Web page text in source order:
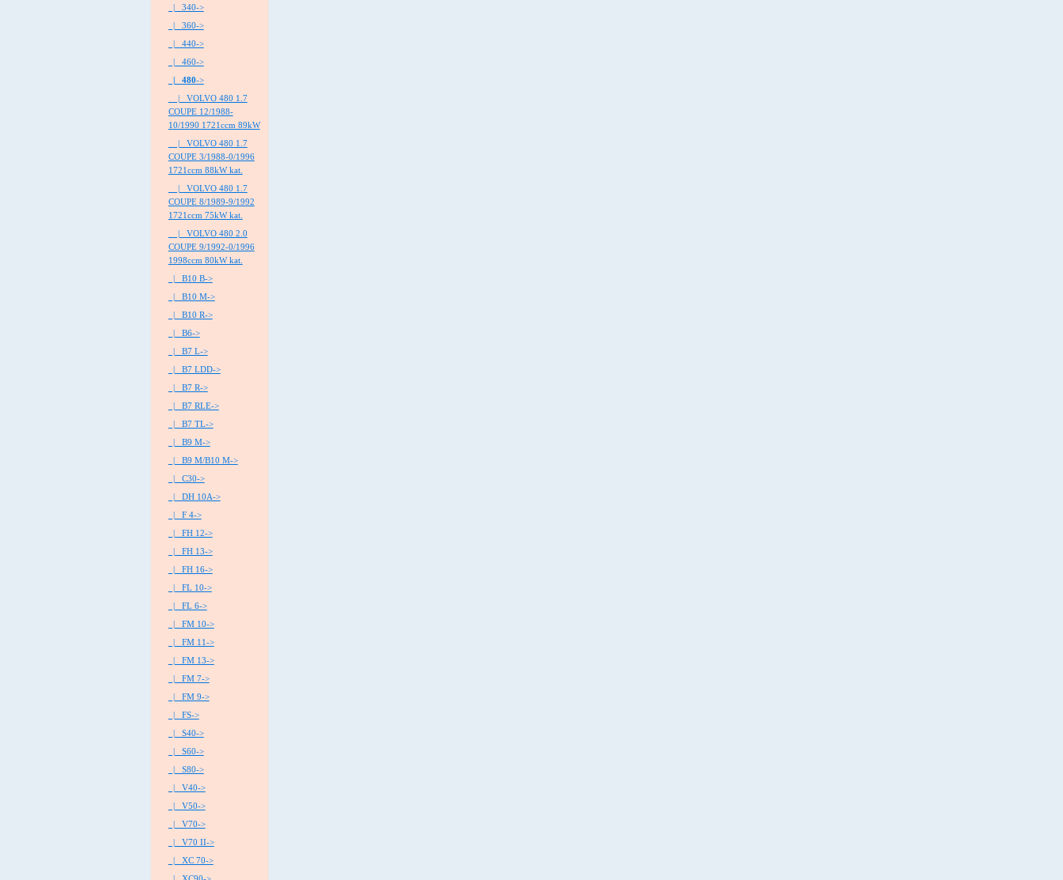
|_ 340->
|_ 360->
|_ 440->
|_ 460->
|_ 480->
|_ VOLVO 480 1.7
COUPE 12/1988-
10/1990 1721ccm 89kW
|_ VOLVO 480 1.7
COUPE 3/1988-0/1996
1721ccm 88kW kat.
|_ VOLVO 480 1.7
COUPE 8/1989-9/1992
1721ccm 75kW kat.
|_ VOLVO 480 2.0
COUPE 9/1992-0/1996
1998ccm 80kW kat.
|_ B10 B->
|_ B10 M->
|_ B10 R->
|_ B6->
|_ B7 L->
|_ B7 LDD->
|_ B7 R->
|_ B7 RLE->
|_ B7 TL->
|_ B9 M->
|_ B9 M/B10 M->
|_ C30->
|_ DH 10A->
|_ F 4->
|_ FH 12->
|_ FH 13->
|_ FH 16->
|_ FL 10->
|_ FL 6->
|_ FM 10->
|_ FM 11->
|_ FM 13->
|_ FM 7->
|_ FM 9->
|_ FS->
|_ S40->
|_ S60->
|_ S80->
|_ V40->
|_ V50->
|_ V70->
|_ V70 II->
|_ XC 70->